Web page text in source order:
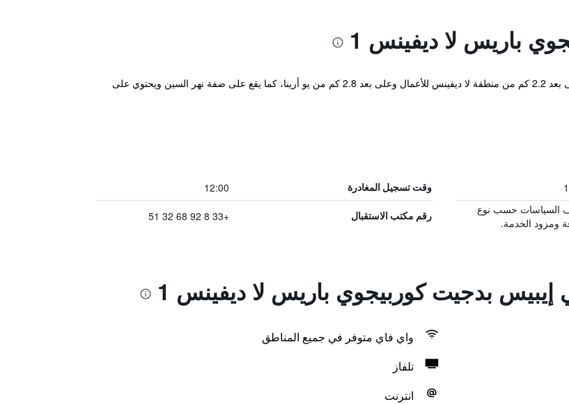
باريس لا ديفينس 1
يقع فندق إيبيس بيدجت كوربفوا باريس في كوربفوا، وعلى بعد 2.2 كم من منطقة لا ديفينس للأعمال وعلى بعد 2.8 كم من يو أرينا، كما يقع على ضفة نهر السين ويحتوي على
وقت تسجيل المغادرة 12:00
السياسات حسب نوع
ومزود الخدمة.
رقم مكتب الاستقبال +33 8 92 68 32 51
إيبيس بدجيت كوربيجوي باريس لا ديفينس 1
واي فاي متوفر في جميع المناطق
تلفاز
انترنت